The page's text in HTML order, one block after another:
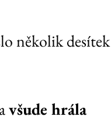
několik desítek
všude hrála